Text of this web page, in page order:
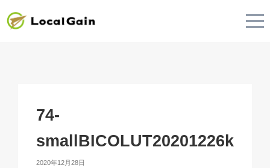
74-
smallBICOLUT20201226k
2020年12月28日